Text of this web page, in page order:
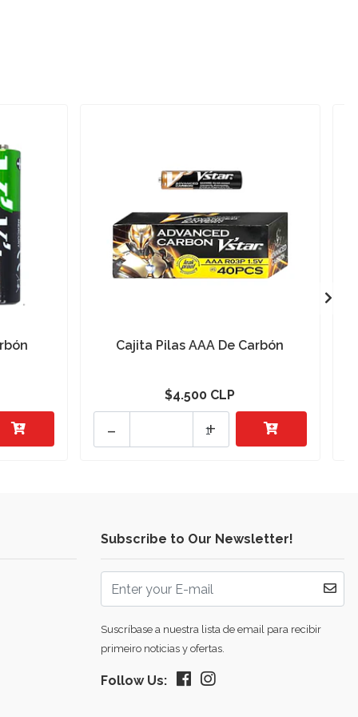
Cajita Pilas AAA De Carbón
$4.500 CLP
+
-
Subscribe to Our Newsletter!
Suscríbase a nuestra lista de email para recibir
primeiro noticias y ofertas.
Follow Us: